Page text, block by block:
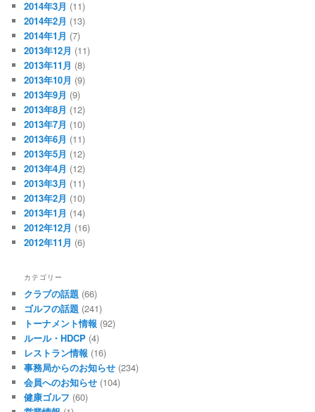
2014年3月 (11)
2014年2月 (13)
2014年1月 (7)
2013年12月 (11)
2013年11月 (8)
2013年10月 (9)
2013年9月 (9)
2013年8月 (12)
2013年7月 (10)
2013年6月 (11)
2013年5月 (12)
2013年4月 (12)
2013年3月 (11)
2013年2月 (10)
2013年1月 (14)
2012年12月 (16)
2012年11月 (6)
カテゴリー
クラブの話題 (66)
ゴルフの話題 (241)
トーナメント情報 (92)
ルール・HDCP (4)
レストラン情報 (16)
事務局からのお知らせ (234)
会員へのお知らせ (104)
健康ゴルフ (60)